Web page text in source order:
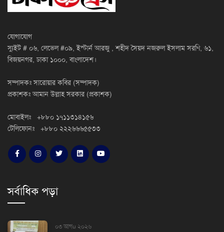
যোগাযোগ
স্যুইট # ০৬, লেভেল #০৯, ইস্টার্ন আরজু , শহীদ সৈয়দ নজরুল ইসলাম সরণি, ৬১,
বিজয়নগর, ঢাকা ১০০০, বাংলাদেশ।
সম্পাদকঃ সারোয়ার কবির (সম্পাদক)
প্রকাশকঃ আমান উল্লাহ সরকার (প্রকাশক)
মোবাইলঃ +৮৮০ ১৭১১৩১৪১৫৬
টেলিফোনঃ +৮৮০ ২২২৬৬৬৫৫৩৩
সর্বাধিক পড়া
০৩ আগu ২০২৬